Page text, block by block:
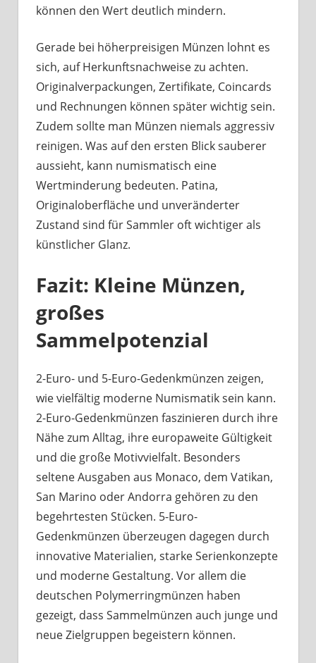
können den Wert deutlich mindern.
Gerade bei höherpreisigen Münzen lohnt es
sich, auf Herkunftsnachweise zu achten.
Originalverpackungen, Zertifikate, Coincards
und Rechnungen können später wichtig sein.
Zudem sollte man Münzen niemals aggressiv
reinigen. Was auf den ersten Blick sauberer
aussieht, kann numismatisch eine
Wertminderung bedeuten. Patina,
Originaloberfläche und unveränderter
Zustand sind für Sammler oft wichtiger als
künstlicher Glanz.
Fazit: Kleine Münzen,
großes
Sammelpotenzial
2-Euro- und 5-Euro-Gedenkmünzen zeigen,
wie vielfältig moderne Numismatik sein kann.
2-Euro-Gedenkmünzen faszinieren durch ihre
Nähe zum Alltag, ihre europaweite Gültigkeit
und die große Motivvielfalt. Besonders
seltene Ausgaben aus Monaco, dem Vatikan,
San Marino oder Andorra gehören zu den
begehrtesten Stücken. 5-Euro-
Gedenkmünzen überzeugen dagegen durch
innovative Materialien, starke Serienkonzepte
und moderne Gestaltung. Vor allem die
deutschen Polymerringmünzen haben
gezeigt, dass Sammelmünzen auch junge und
neue Zielgruppen begeistern können.